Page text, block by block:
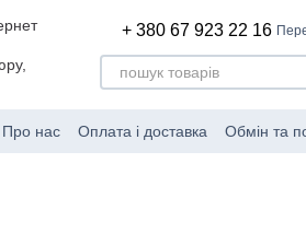
+ 380 67 923 22 16
Про нас Оплата і доставка Обмін та